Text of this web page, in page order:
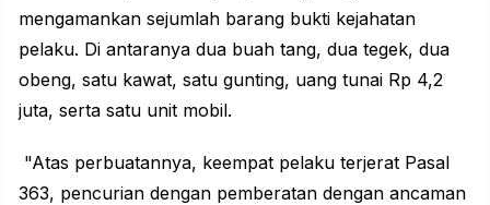
mengamankan sejumlah barang bukti kejahatan
pelaku. Di antaranya dua buah tang, dua tegek, dua
obeng, satu kawat, satu gunting, uang tunai Rp 4,2
juta, serta satu unit mobil.
"Atas perbuatannya, keempat pelaku terjerat Pasal
363, pencurian dengan pemberatan dengan ancaman